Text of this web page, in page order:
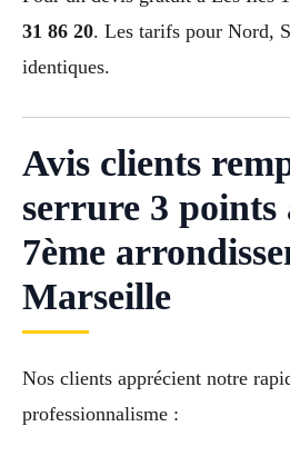
31 86 20. Les tarifs pour Nord,
identiques.
Avis clients
serrure 3 points
7ème
Marseille
Nos clients apprécient notre
professionnalisme :